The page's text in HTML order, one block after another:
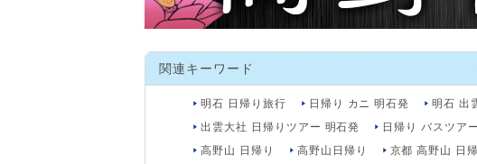
関連キーワード
明石 日帰り旅行 日帰り カニ 明石発 明石 出
出雲大社 日帰りツアー 明石発
日帰り バスツア
高野山 日帰り
高野山日帰り 京都 高野山 日